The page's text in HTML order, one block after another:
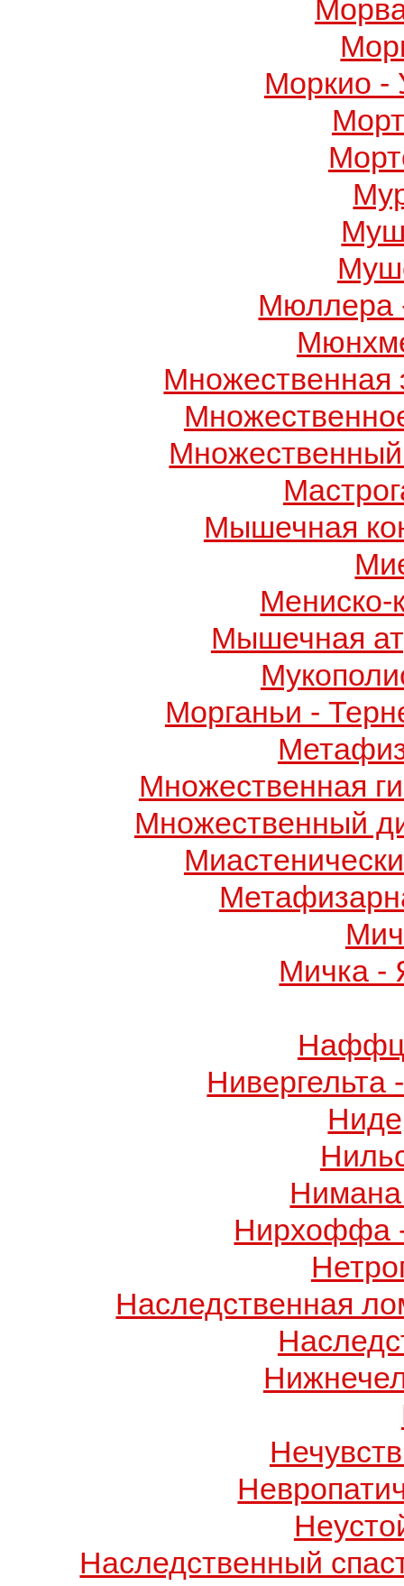
Моркио -
Мюллера
Множественная
Мышечная
Мениско-
Мышечная
Морганьи -
Множественная
Множественный
Мичка -
Нимана
Нирхоффа
Наследственная
Наследственный